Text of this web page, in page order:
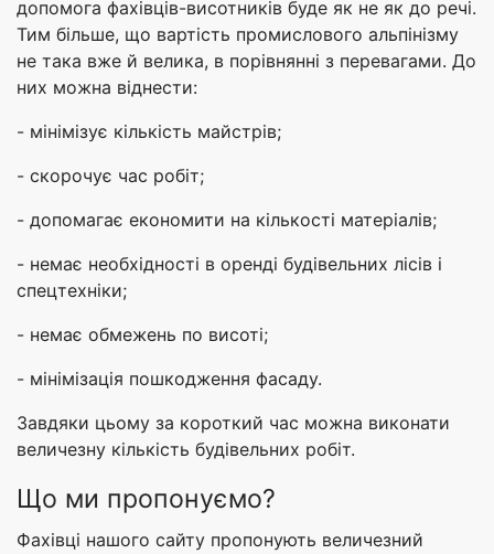
допомога фахівців-висотників буде як не як до речі.
Тим більше, що вартість промислового альпінізму
не така вже й велика, в порівнянні з перевагами. До
них можна віднести:
- мінімізує кількість майстрів;
- скорочує час робіт;
- допомагає економити на кількості матеріалів;
- немає необхідності в оренді будівельних лісів і
спецтехніки;
- немає обмежень по висоті;
- мінімізація пошкодження фасаду.
Завдяки цьому за короткий час можна виконати
величезну кількість будівельних робіт.
Що ми пропонуємо?
Фахівці нашого сайту пропонують величезний